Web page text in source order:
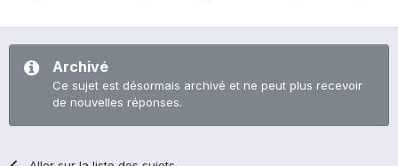
Archivé
Ce sujet est désormais archivé et ne peut plus recevoir
de nouvelles réponses.